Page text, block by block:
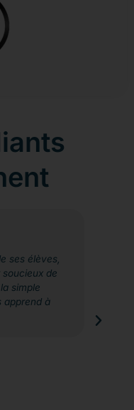
ses élèves,
de
simple
apprend à